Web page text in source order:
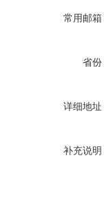
常用邮箱
省份
详细地址
补充说明